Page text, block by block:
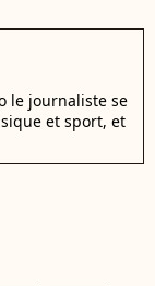
le journaliste se
et sport, et